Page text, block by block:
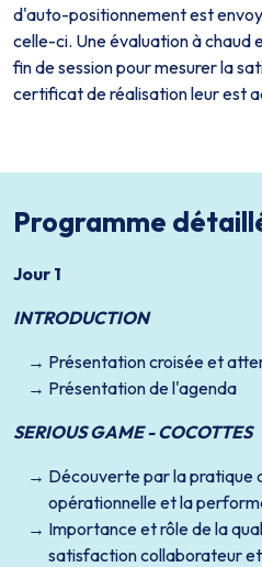
d'auto-positionnement est
celle-ci. Une évaluation à
fin de session pour mesurer la
certificat de réalisation leur est
Programme
Jour 1
INTRODUCTION
Présentation croisée et
Présentation de l'agenda
SERIOUS GAME - COCOTTES
Découverte par la pratique
opérationnelle et la
Importance et rôle de la
satisfaction collaborateur